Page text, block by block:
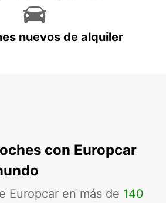
nuevos de alquiler
con Europcar
Europcar en más de 140